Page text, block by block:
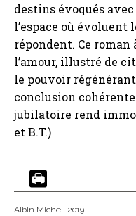
destins évoqués
l’espace où évoluent
répondent. Ce
l’amour, illustré de
le pouvoir
conclusion
jubilatoire rend
et B.T.)
Albin Michel, 2019